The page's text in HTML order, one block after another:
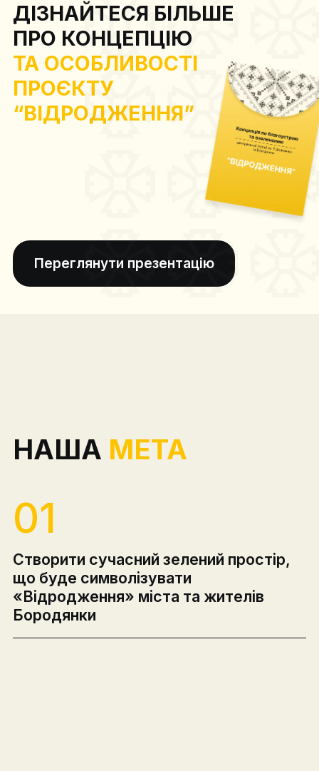
ДІЗНАЙТЕСЯ БІЛЬШЕ
ПРО КОНЦЕПЦІЮ
ТА ОСОБЛИВОСТІ
ПРОЄКТУ
“ВІДРОДЖЕННЯ”
Переглянути презентацію
НАША МЕТА
01
Створити сучасний зелений простір,
що буде символізувати
«Відродження» міста та жителів
Бородянки